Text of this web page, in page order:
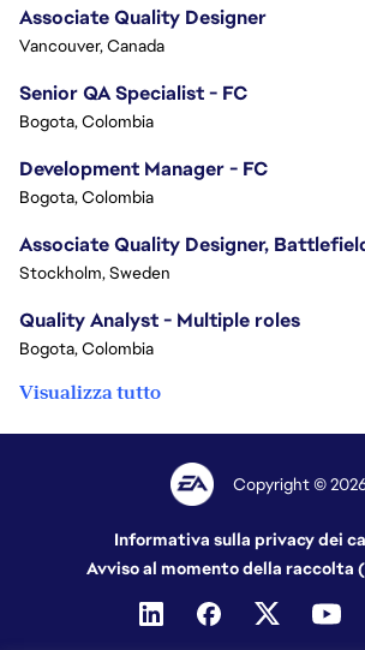
Associate Quality Designer
Vancouver, Canada
Senior QA Specialist - FC
Bogota, Colombia
Development Manager - FC
Bogota, Colombia
Associate Quality Designer,
Stockholm, Sweden
Quality Analyst - Multiple roles
Bogota, Colombia
Visualizza tutto
Copyright ©
Informativa sulla privacy dei
Avviso al momento della raccolta